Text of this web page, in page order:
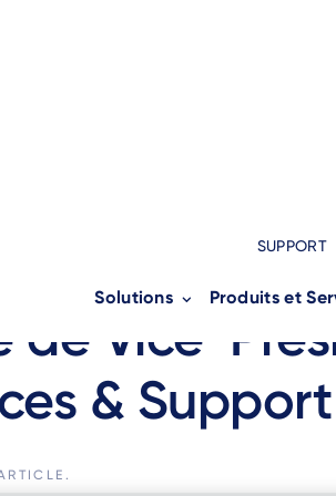
SUPPORT
Solutions Produits et
nomme
de Vice-
& Support